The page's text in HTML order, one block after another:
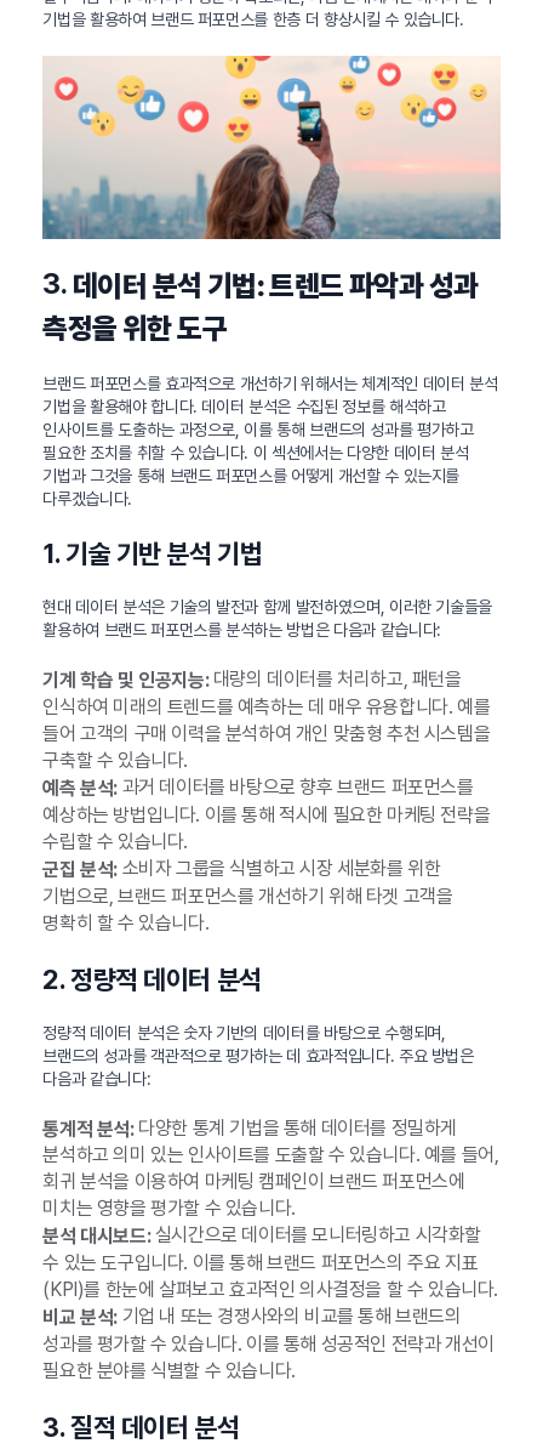
기법을 활용하여 브랜드 퍼포먼스를 한층 더 향상시킬 수 있습니다.
3. 데이터 분석 기법: 트렌드 파악과 성과
측정을 위한 도구
브랜드 퍼포먼스를 효과적으로 개선하기 위해서는 체계적인 데이터 분석
기법을 활용해야 합니다. 데이터 분석은 수집된 정보를 해석하고
인사이트를 도출하는 과정으로, 이를 통해 브랜드의 성과를 평가하고
필요한 조치를 취할 수 있습니다. 이 섹션에서는 다양한 데이터 분석
기법과 그것을 통해 브랜드 퍼포먼스를 어떻게 개선할 수 있는지를
다루겠습니다.
1. 기술 기반 분석 기법
현대 데이터 분석은 기술의 발전과 함께 발전하였으며, 이러한 기술들을
활용하여 브랜드 퍼포먼스를 분석하는 방법은 다음과 같습니다:
기계 학습 및 인공지능:대량의 데이터를 처리하고, 패턴을
인식하여 미래의 트렌드를 예측하는 데 매우 유용합니다. 예를
들어 고객의 구매 이력을 분석하여 개인 맞춤형 추천 시스템을
구축할 수 있습니다.
예측 분석:과거 데이터를 바탕으로 향후 브랜드 퍼포먼스를
예상하는 방법입니다. 이를 통해 적시에 필요한 마케팅 전략을
수립할 수 있습니다.
군집 분석:소비자 그룹을 식별하고 시장 세분화를 위한
기법으로, 브랜드 퍼포먼스를 개선하기 위해 타겟 고객을
명확히 할 수 있습니다.
2. 정량적 데이터 분석
정량적 데이터 분석은 숫자 기반의 데이터를 바탕으로 수행되며,
브랜드의 성과를 객관적으로 평가하는 데 효과적입니다. 주요 방법은
다음과 같습니다:
통계적 분석:다양한 통계 기법을 통해 데이터를 정밀하게
분석하고 의미 있는 인사이트를 도출할 수 있습니다. 예를 들어,
회귀 분석을 이용하여 마케팅 캠페인이 브랜드 퍼포먼스에
미치는 영향을 평가할 수 있습니다.
분석 대시보드:실시간으로 데이터를 모니터링하고 시각화할
수 있는 도구입니다. 이를 통해 브랜드 퍼포먼스의 주요 지표
(KPI)를 한눈에 살펴보고 효과적인 의사결정을 할 수 있습니다.
비교 분석:기업 내 또는 경쟁사와의 비교를 통해 브랜드의
성과를 평가할 수 있습니다. 이를 통해 성공적인 전략과 개선이
필요한 분야를 식별할 수 있습니다.
3. 질적 데이터 분석